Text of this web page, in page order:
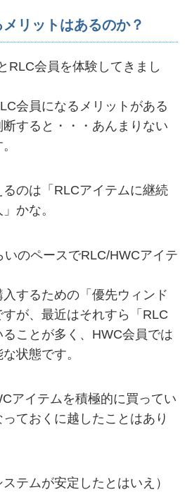
リットはあるのか？
RLC会員を体験してきまし
会員になるメリットがある
すると・・・あんまりない
のは「RLCアイテムに継続
かな。
のペースでRLC/HWCアイテ
するための「優先ウィンド
が、最近はそれすら「RLC
ことが多く、HWC会員では
状態です。
アイテムを積極的に買ってい
ておくに越したことはあり
テムが安定したとはいえ）